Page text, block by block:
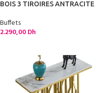
BOIS 3 TIROIRES ANTRACITE
Buffets
2.290,00Dh